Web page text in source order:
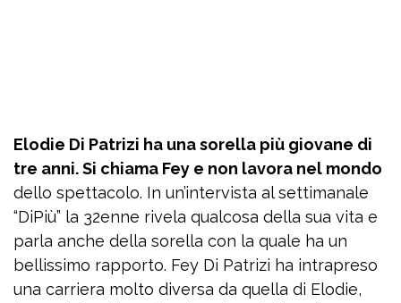
Elodie Di Patrizi ha una sorella più giovane di
tre anni. Si chiama Fey e non lavora nel mondo
dello spettacolo. In un’intervista al settimanale
“DiPiù” la 32enne rivela qualcosa della sua vita e
parla anche della sorella con la quale ha un
bellissimo rapporto. Fey Di Patrizi ha intrapreso
una carriera molto diversa da quella di Elodie,